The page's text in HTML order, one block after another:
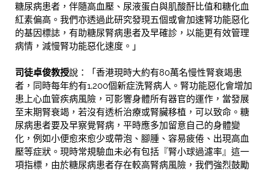
糖尿病患者，伴隨高血壓、尿液蛋白與肌酸酐比值和糖化血
紅素偏高。我們亦透過此研究發現五個或會加速腎功能惡化
的基因標誌，有助糖尿腎病患者及早確診，以能更有效管理
病情，減慢腎功能惡化速度。」
司徒卓俊教授說：「香港現時大約有80萬名慢性腎衰竭患
者，同時每年約有1,200個新症洗腎病人。腎功能惡化會增加
患上心血管疾病風險，可影響身體所有器官的運作，當發展
至末期腎衰竭，若沒有透析治療或腎臟移植，可以致命。糖
尿病患者要及早察覺腎病，平時應多加留意自己的身體變
化，例如小便愈來愈少或帶泡、腳腫、容易疲倦、出現高血
壓等症狀。現時常規驗血未必有包括『腎小球過濾率』這一
項指標，由於糖尿病患者存在較高腎病風險，我們強烈鼓勵